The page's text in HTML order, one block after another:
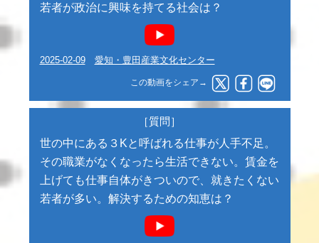
若者が政治に興味を持てる社会は？
2025-02-09 愛知・豊田産業文化センター
この動画をシェア→
［質問］
世の中にある３Kと呼ばれる仕事が人手不足。
その職業がなくなったら生活できない。賃金を
上げても仕事自体がきついので、就きたくない
若者が多い。解決するための知恵は？